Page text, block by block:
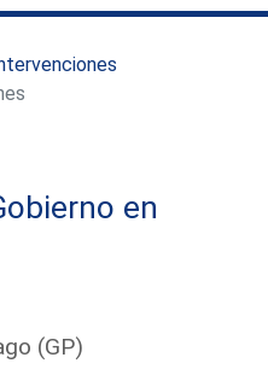
en
(GP)